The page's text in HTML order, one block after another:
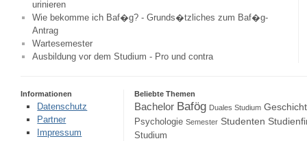
urinieren
Wie bekomme ich Baf�g? - Grunds�tzliches zum Baf�g-
Antrag
Wartesemester
Ausbildung vor dem Studium - Pro und contra
Informationen
Datenschutz
Partner
Impressum
Beliebte Themen
Bachelor Bafög Duales Studium
Psychologie Semester Studenten
Studium